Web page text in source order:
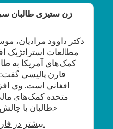
زن ستیزی طالبان
مطالعات استراتژیک
کمک‌های آمریکا به
فارن پالیسی گفت:
افغانی است. وی
متحده کمک‌های
طالبان با چالش جدی مواجه خواهد شد.»
بیشتر درباشید.